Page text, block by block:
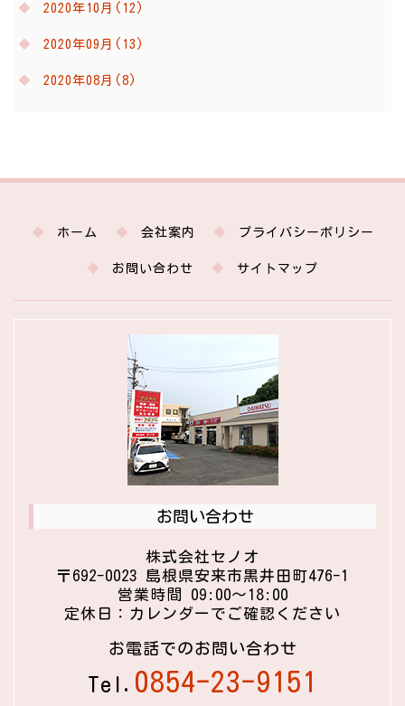
2020年10月(12)
2020年09月(13)
2020年08月(8)
ホーム 会社案内 プライバシーポリシー
お問い合わせ サイトマップ
お問い合わせ
株式会社セノオ
〒692-0023 島根県安来市黒井田町476-1
営業時間 09:00〜18:00
定休日：カレンダーでご確認ください
お電話でのお問い合わせ
Tel. 0854-23-9151